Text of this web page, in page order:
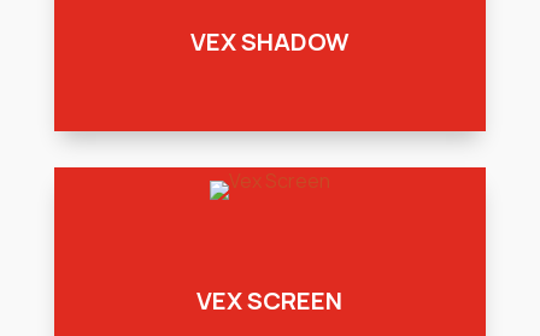
VEX SHADOW
VEX SCREEN